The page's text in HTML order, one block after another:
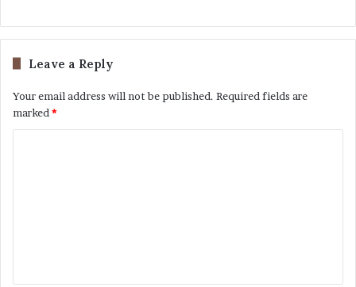
Leave a Reply
Your email address will not be published. Required fields are
marked *